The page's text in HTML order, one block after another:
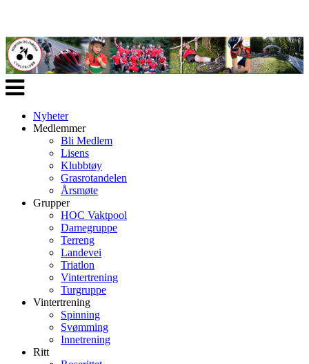
Veksle
navigasjon
Nyheter
Medlemmer
Bli Medlem
Lisens
Klubbtøy
Grasrotandelen
Årsmøte
Grupper
HOC Vaktpool
Damegruppe
Terreng
Landevei
Triatlon
Vintertrening
Turgruppe
Vintertrening
Spinning
Svømming
Innetrening
Ritt